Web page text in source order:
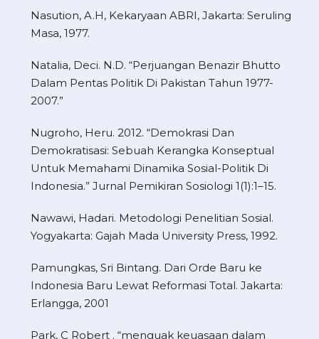
Nasution, A.H, Kekaryaan ABRI, Jakarta: Seruling
Masa, 1977.
Natalia, Deci. N.D. “Perjuangan Benazir Bhutto
Dalam Pentas Politik Di Pakistan Tahun 1977-
2007.”
Nugroho, Heru. 2012. “Demokrasi Dan
Demokratisasi: Sebuah Kerangka Konseptual
Untuk Memahami Dinamika Sosial-Politik Di
Indonesia.” Jurnal Pemikiran Sosiologi 1(1):1–15.
Nawawi, Hadari. Metodologi Penelitian Sosial.
Yogyakarta: Gajah Mada University Press, 1992.
Pamungkas, Sri Bintang. Dari Orde Baru ke
Indonesia Baru Lewat Reformasi Total. Jakarta:
Erlangga, 2001
Park, C Robert . “menguak keuasaan dalam